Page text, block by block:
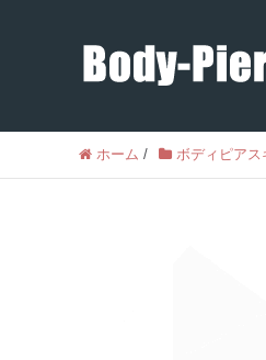
ホーム / ボディピアス